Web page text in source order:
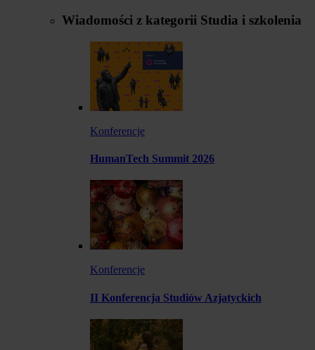
Wiadomości z kategorii Studia i szkolenia
Konferencje
HumanTech Summit 2026
Konferencje
II Konferencja Studiów Azjatyckich